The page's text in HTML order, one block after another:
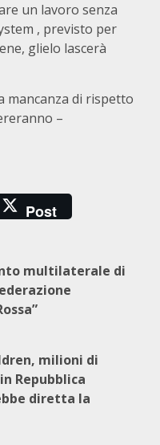
un lavoro senza
, previsto per
glielo lascerà
mancanza di rispetto
–
Post
multilaterale di
milioni di
Repubblica
diretta la